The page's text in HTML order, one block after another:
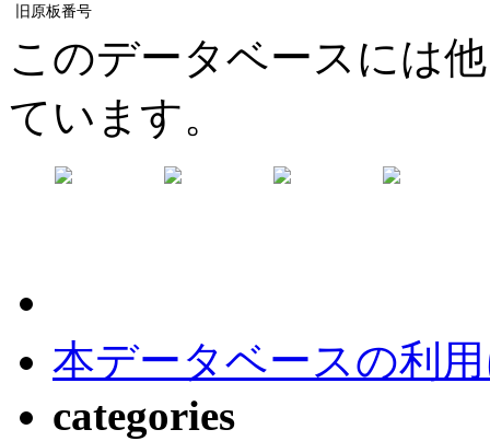
旧原板番号
このデータベースには
ています。
本データベースの利
categories